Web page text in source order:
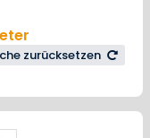
zurücksetzen